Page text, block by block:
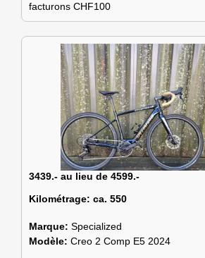
facturons CHF100
3439.- au lieu de 4599.-
Kilométrage: ca. 550
Marque: Specialized
Modèle: Creo 2 Comp E5 2024